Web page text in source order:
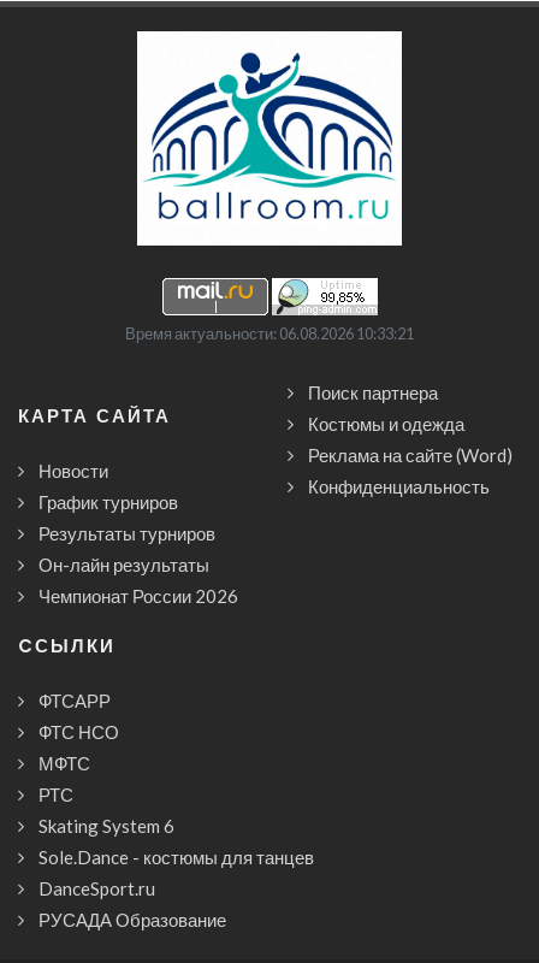
Время актуальности: 06.08.2026 10:33:21
КАРТА САЙТА
Новости
График турниров
Результаты турниров
Он-лайн результаты
Чемпионат России 2026
Поиск партнера
Костюмы и одежда
Реклама на сайте (Word)
Конфиденциальность
CСЫЛКИ
ФТСАРР
ФТС НСО
МФТС
РТС
Skating System 6
Sole.Dance - костюмы для танцев
DanceSport.ru
РУСАДА Образование